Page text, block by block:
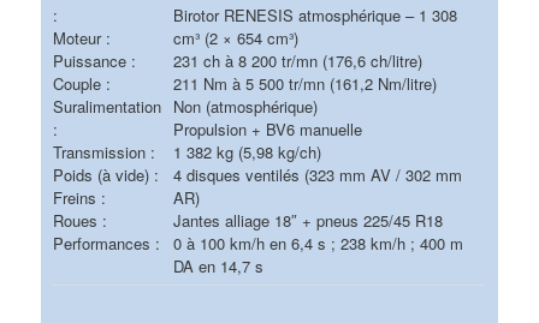
:
Moteur :
Puissance :
Couple :
Suralimentation
:
Transmission :
Poids (à vide) :
Freins :
Roues :
Performances :
Birotor RENESIS atmosphérique – 1 308
cm³ (2 × 654 cm³)
231 ch à 8 200 tr/mn (176,6 ch/litre)
211 Nm à 5 500 tr/mn (161,2 Nm/litre)
Non (atmosphérique)
Propulsion + BV6 manuelle
1 382 kg (5,98 kg/ch)
4 disques ventilés (323 mm AV / 302 mm
AR)
Jantes alliage 18″ + pneus 225/45 R18
0 à 100 km/h en 6,4 s ; 238 km/h ; 400 m
DA en 14,7 s